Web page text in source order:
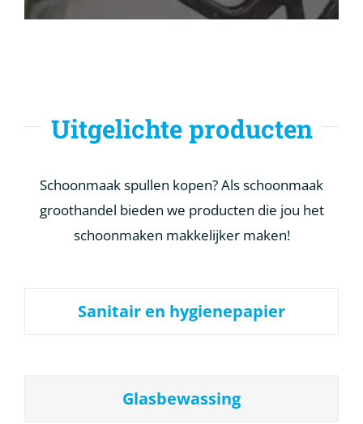
Uitgelichte producten
Schoonmaak spullen kopen? Als schoonmaak
groothandel bieden we producten die jou het
schoonmaken makkelijker maken!
Sanitair en hygienepapier
Glasbewassing